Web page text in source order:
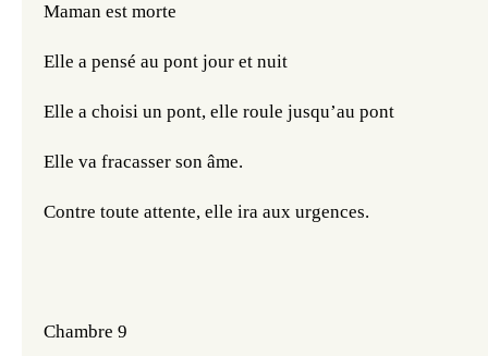
Maman est morte
Elle a pensé au pont jour et nuit
Elle a choisi un pont, elle roule jusqu’au pont
Elle va fracasser son âme.
Contre toute attente, elle ira aux urgences.
Chambre 9